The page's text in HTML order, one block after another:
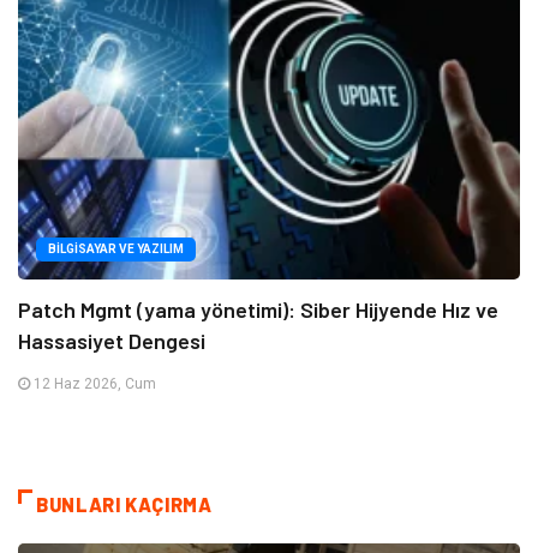
BILGISAYAR VE YAZILIM
Patch Mgmt (yama yönetimi): Siber Hijyende Hız ve
Hassasiyet Dengesi
12 Haz 2026, Cum
BUNLARI KAÇIRMA